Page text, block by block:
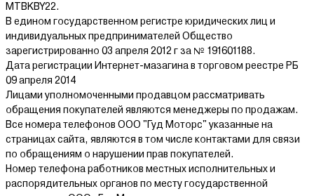
MTBKBY22.
В едином государственном регистре юридических лиц и
индивидуальных предпринимателей Общество
зарегистрированно 03 апреля 2012 г за № 191601188.
Дата регистрации Интернет-мазагина в торговом реестре РБ
09 апреля 2014
Лицами уполномоченными продавцом рассматривать
обращения покупателей являются менеджеры по продажам.
Все номера телефонов ООО "Гуд Моторс" указанные на
страницах сайта, являются в том числе контактами для связи
по обращениям о нарушении прав покупателей.
Номер телефона работников местных исполнительных и
распорядительных органов по месту государственной